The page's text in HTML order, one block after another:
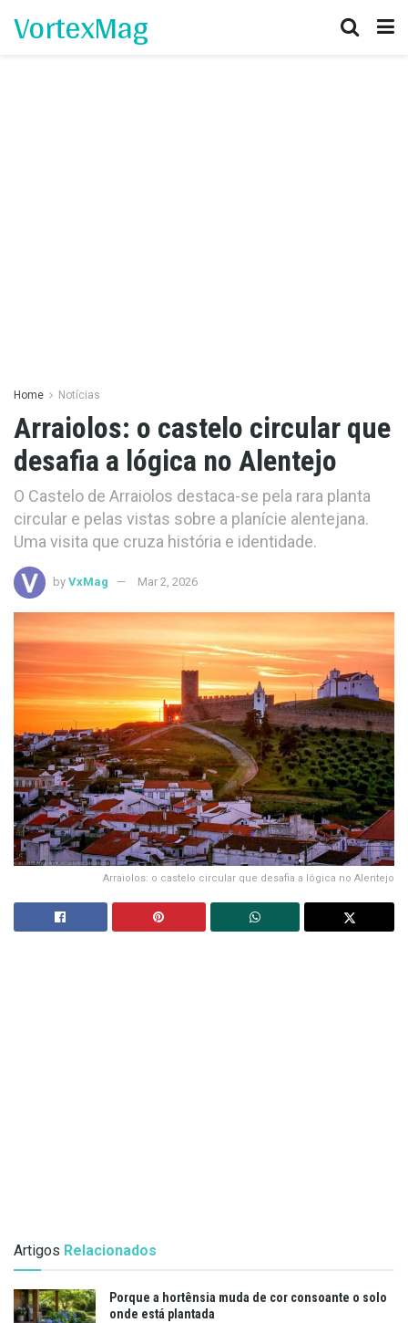
VortexMag
Home Notícias
Arraiolos: o castelo circular que
desafia a lógica no Alentejo
O Castelo de Arraiolos destaca-se pela rara planta
circular e pelas vistas sobre a planície alentejana.
Uma visita que cruza história e identidade.
by VxMag Mar 2, 2026
Arraiolos: o castelo circular que desafia a lógica no Alentejo
Artigos Relacionados
Porque a hortênsia muda de cor consoante o solo
onde está plantada